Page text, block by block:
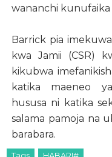
wananchi kunufaika
Barrick pia
kwa Jamii (CSR)
kikubwa
katika maeneo
hususa ni katika
salama pamoja na
barabara.